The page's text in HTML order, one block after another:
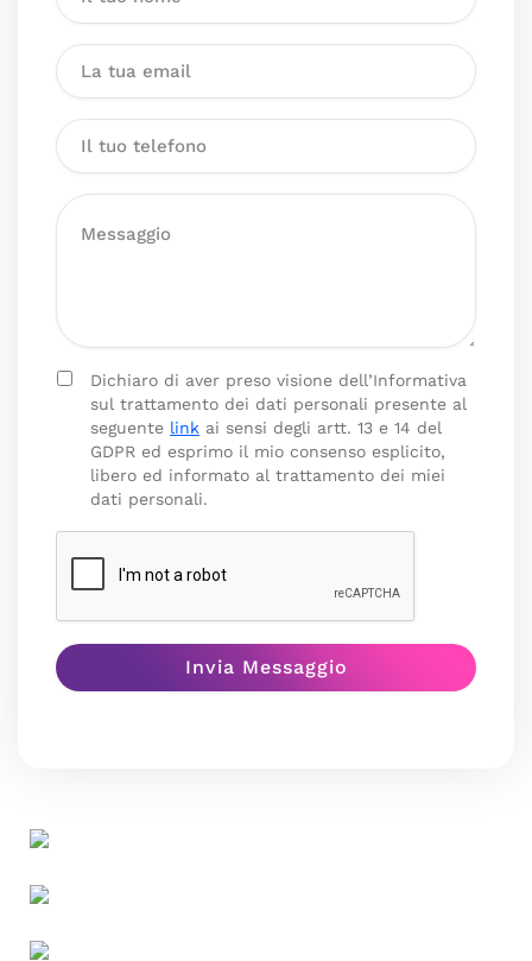
Dichiaro di aver preso visione dell’Informativa
sul trattamento dei dati personali presente al
seguente link ai sensi degli artt. 13 e 14 del
GDPR ed esprimo il mio consenso esplicito,
libero ed informato al trattamento dei miei
dati personali.